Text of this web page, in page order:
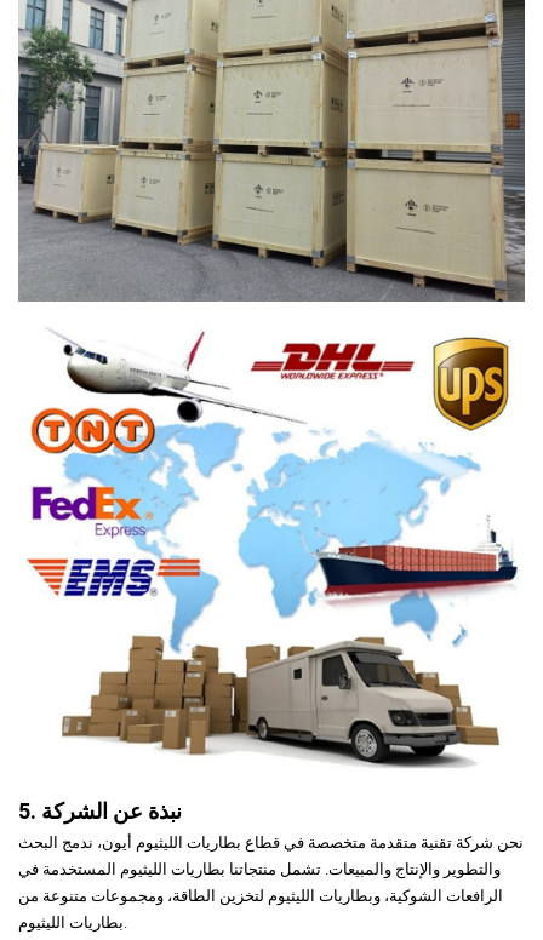
5. نبذة عن الشركة
نحن شركة تقنية متقدمة متخصصة في قطاع بطاريات الليثيوم أيون، ندمج البحث
والتطوير والإنتاج والمبيعات. تشمل منتجاتنا بطاريات الليثيوم المستخدمة في
الرافعات الشوكية، وبطاريات الليثيوم لتخزين الطاقة، ومجموعات متنوعة من